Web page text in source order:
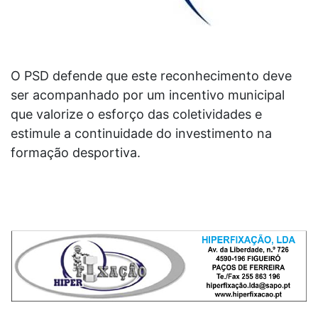
O PSD defende que este reconhecimento deve
ser acompanhado por um incentivo municipal
que valorize o esforço das coletividades e
estimule a continuidade do investimento na
formação desportiva.